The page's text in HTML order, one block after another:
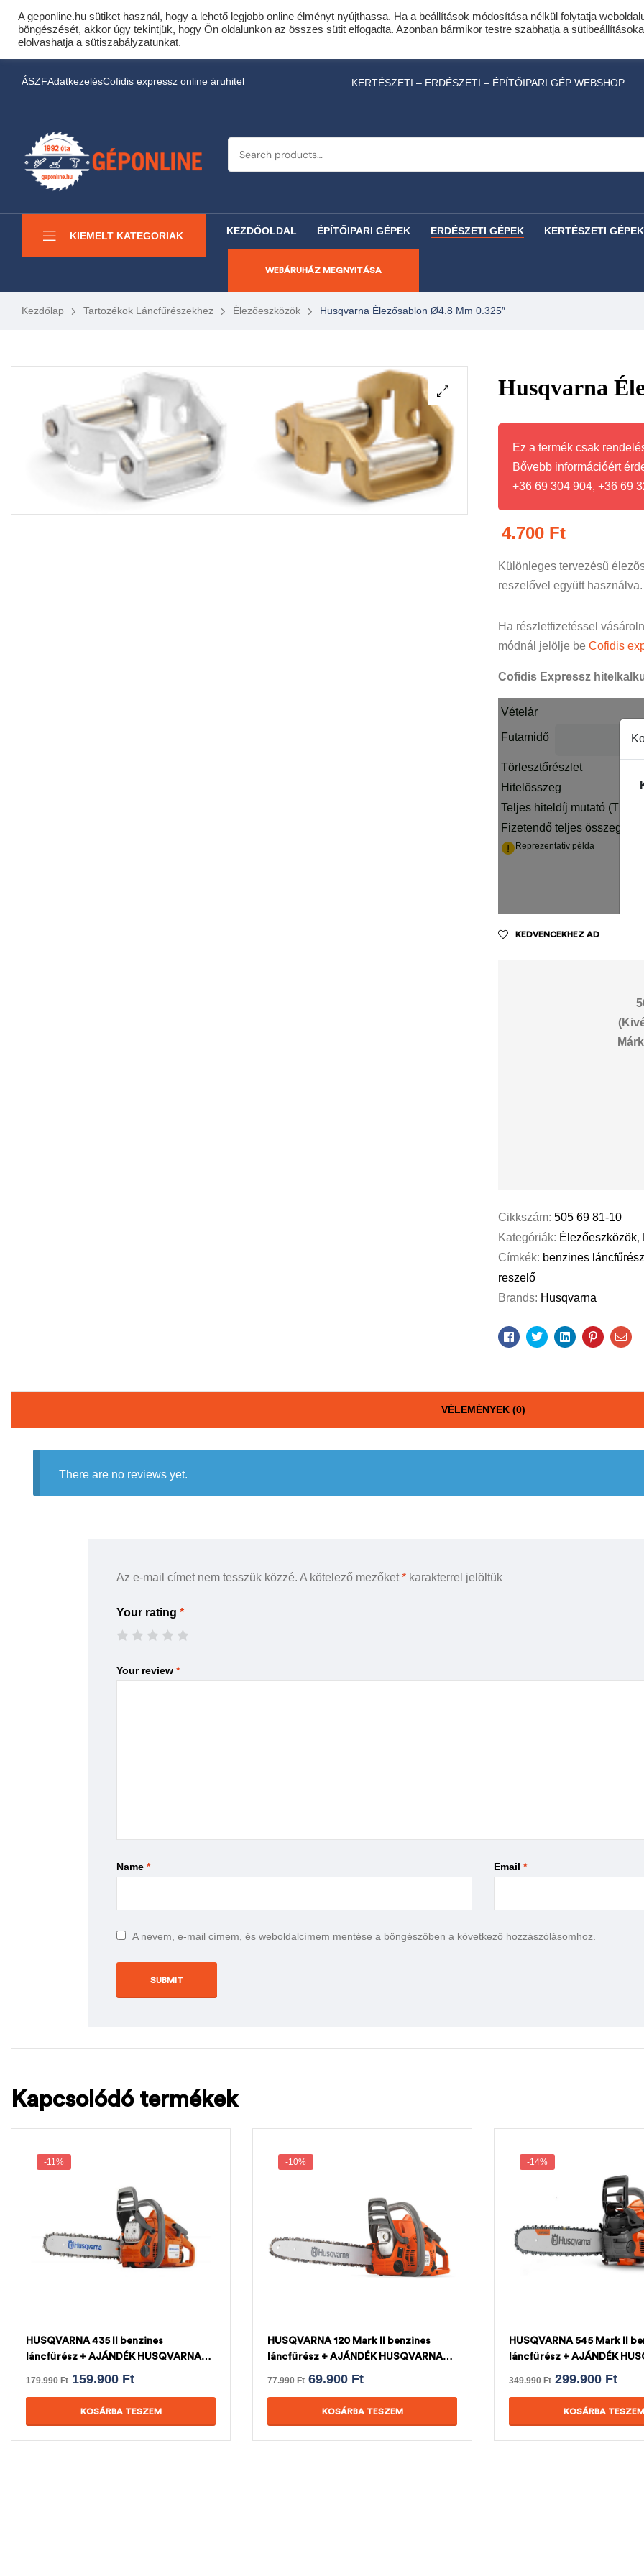
Cofidis expressz online áruhitel 0 % THM-el 10
Most minden akciós HQ láncfűrészhez ajándékba adunk egy
ÁSZFAdatkezelésCofidis expressz online áruhitel KERTÉSZETI – ERDÉSZETI – ÉPÍTŐIPARI GÉP WEBSHOP
KIEMELT KATEGÓRIÁK KEZDŐOLDAL ÉPÍTŐIPARI GÉPEK ERDÉSZETI GÉPEK KERTÉSZETI GÉPEK
WEBÁRUHÁZ MEGNYITÁSA
Kezdőlap Tartozékok Láncfűrészekhez Élezőeszközök Husqvarna Élezősablon Ø4.8 Mm 0.325″
Husqvarna
Ez a termék csak
Bővebb információért
+36 69 304 904, +36 69
4.700 Ft
Különleges tervezésű
reszelővel együtt
Ha részletfizetéssel
módnál jelölje beCofidis
Cofidis Expressz
KEDVENCEKHEZ AD
Cikkszám:505 69 81-10
Kategóriák: Élezőeszközök,
Címkék: benzines
reszelő
Brands: Husqvarna
Facebook
TwitterLinkedinPinterest
VÉLEMÉNYEK (0)
There are no reviews yet.
Az e-mail címet nem tesszük közzé. A kötelező mezőket* karakterrel jelöltük
Your rating *
Your review *
Name * Email *
A nevem, e-mail címem, és weboldalcímem mentése a böngészőben a következő hozzászólásomhoz.
Kapcsolódó termékek
-11%
HUSQVARNA 435 II benzines
láncfűrész + AJÁNDÉK HUSQVARNA
179.990Ft 159.900 Ft
KOSÁRBA TESZEM
-10%
HUSQVARNA 120 Mark II benzines
láncfűrész + AJÁNDÉK HUSQVARNA
77.990Ft 69.900 Ft
KOSÁRBA TESZEM
-14%
HUSQVARNA 545 Mark II
láncfűrész + AJÁNDÉK
349.990Ft 299.900 Ft
KOSÁRBA TESZEM
A geponline.hu sütiket használ, hogy a lehető legjobb online élményt nyújthassa. Ha a beállítások módosítása nélkül folytatja
böngészését, akkor úgy tekintjük, hogy Ön oldalunkon az összes sütit elfogadta. Azonban bármikor testre szabhatja a
elolvashatja a sütiszabályzatunkat.